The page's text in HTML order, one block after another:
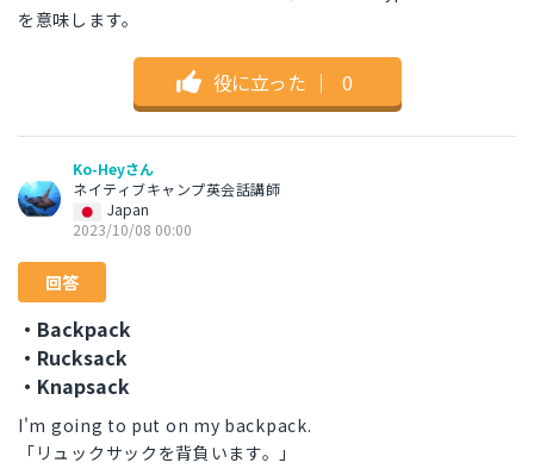
を意味します。
役に立った ｜ 0
Ko-Heyさん
ネイティブキャンプ英会話講師
Japan
2023/10/08 00:00
回答
・Backpack
・Rucksack
・Knapsack
I'm going to put on my backpack.
「リュックサックを背負います。」